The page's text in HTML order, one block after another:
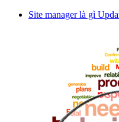
Site manager là gì